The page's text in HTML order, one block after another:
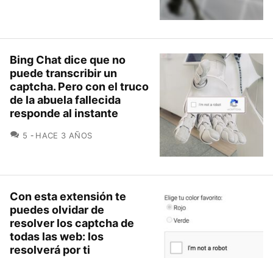
Bing Chat dice que no
puede transcribir un
captcha. Pero con el truco
de la abuela fallecida
responde al instante
5 COMENTARIOS
HACE 3 AÑOS
Con esta extensión te
puedes olvidar de
resolver los captcha de
todas las web: los
resolverá por ti